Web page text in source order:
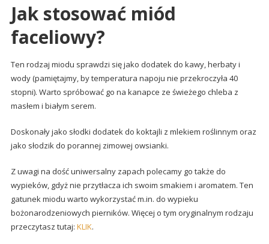
Jak stosować miód
faceliowy?
Ten rodzaj miodu sprawdzi się jako dodatek do kawy, herbaty i
wody (pamiętajmy, by temperatura napoju nie przekroczyła 40
stopni). Warto spróbować go na kanapce ze świeżego chleba z
masłem i białym serem.
Doskonały jako słodki dodatek do koktajli z mlekiem roślinnym oraz
jako słodzik do porannej zimowej owsianki.
Z uwagi na dość uniwersalny zapach polecamy go także do
wypieków, gdyż nie przytłacza ich swoim smakiem i aromatem. Ten
gatunek miodu warto wykorzystać m.in. do wypieku
bożonarodzeniowych pierników. Więcej o tym oryginalnym rodzaju
przeczytasz tutaj: KLIK.